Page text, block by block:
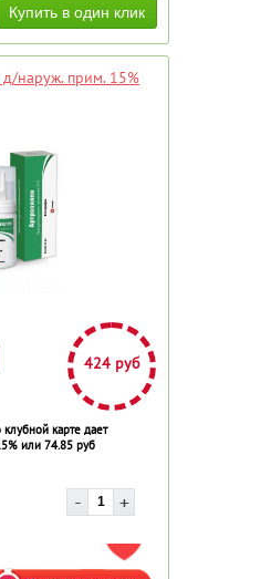
наруж. прим. 15%
424 руб
клубной карте дает
или 74.85 руб
ДОБАВИТЬ В ИЗБРАННОЕ